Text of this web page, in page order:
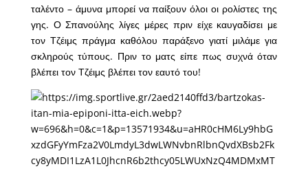
ταλέντο – άμυνα μπορεί να παίξουν όλοι οι ρολίστες της
γης. Ο Σπανούλης λίγες μέρες πριν είχε καυγαδίσει με
τον Τζέιμς πράγμα καθόλου παράξενο γιατί μιλάμε για
σκληρούς τύπους. Πριν το ματς είπε πως συχνά όταν
βλέπει τον Τζέιμς βλέπει τον εαυτό του!